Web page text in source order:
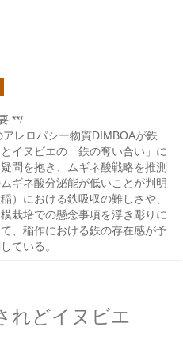
**/
レロパシー物質DIMBOAが鉄
イヌビエの「鉄の奪い合い」に
問を抱き、ムギネ酸戦略を推測
ギネ酸分泌能が低いことが判明
）における鉄吸収の難しさや、
栽培での懸念事項を浮き彫りに
、稲作における鉄の存在感が予
ている。
れどイヌビエ